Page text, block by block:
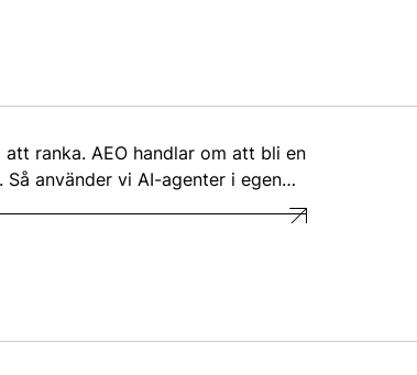
att ranka. AEO handlar om att bli en
Så använder vi AI-agenter i egen…